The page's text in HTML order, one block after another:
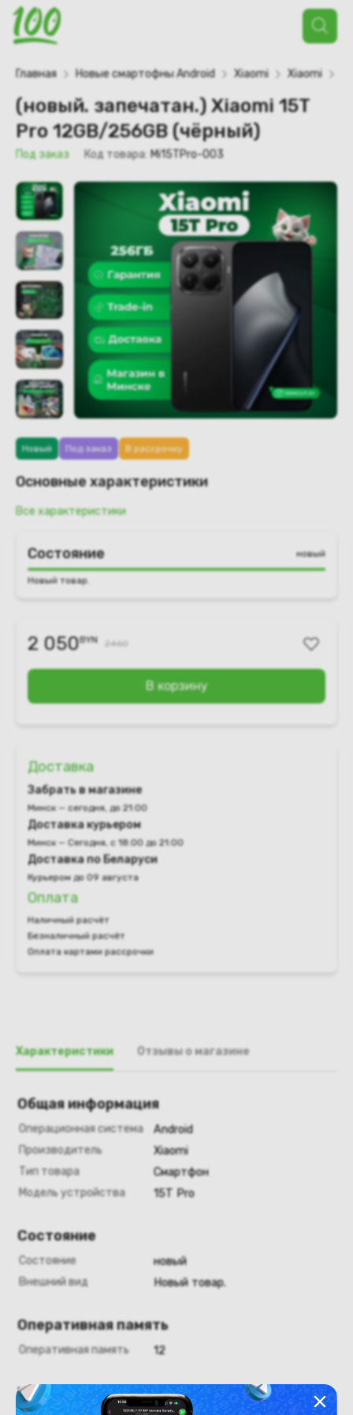
Поиск
товаров
Главная Новые смартофны Android Xiaomi Xiaomi
(новый. запечатан.) Xiaomi 15T
Pro 12GB/256GB (чёрный)
Под заказ Код товара: Mi15TPro-003
Новый Под заказ В рассрочку
Основные характеристики
Все характеристики
Состояние новый
Новый товар.
2 050BYN 2460
В корзину
Доставка
Забрать в магазине
Минск — сегодня, до 21:00
Доставка курьером
Минск — Сегодня, с 18:00 до 21:00
Доставка по Беларуси
Курьером до 09 августа
Оплата
Наличный расчёт
Безналичный расчёт
Оплата картами рассрочки
Характеристики Отзывы о магазине
Общая информация
Операционная система
Android
Производитель
Xiaomi
Тип товара
Смартфон
Модель устройства
15T Pro
Состояние
Состояние
новый
Внешний вид
Новый товар.
Оперативная память
Оперативная память 12
Хранение данных